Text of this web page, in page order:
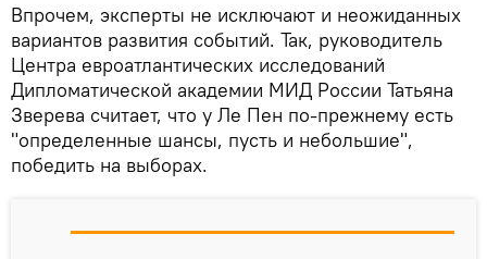
Впрочем, эксперты не исключают и неожиданных
вариантов развития событий. Так, руководитель
Центра евроатлантических исследований
Дипломатической академии МИД России Татьяна
Зверева считает, что у Ле Пен по-прежнему есть
"определенные шансы, пусть и небольшие",
победить на выборах.